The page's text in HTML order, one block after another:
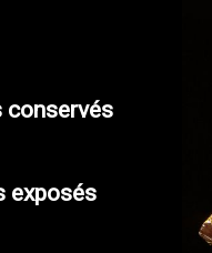
conservés
exposés